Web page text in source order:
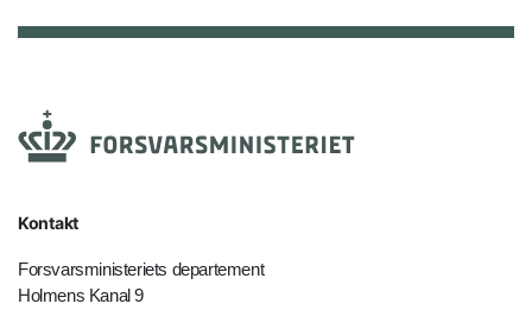
Kontakt
Forsvarsministeriets departement
Holmens Kanal 9